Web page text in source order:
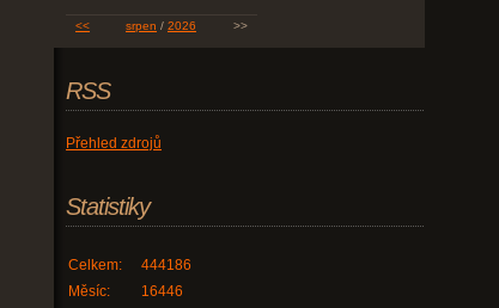
<< srpen / 2026 >>
RSS
Přehled zdrojů
Statistiky
Celkem:
444186
Měsíc:
16446